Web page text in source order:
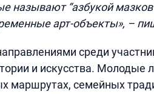
называют “азбукой
арт-объекты», –
среди
и искусства. Молодые
маршрутах, семейных